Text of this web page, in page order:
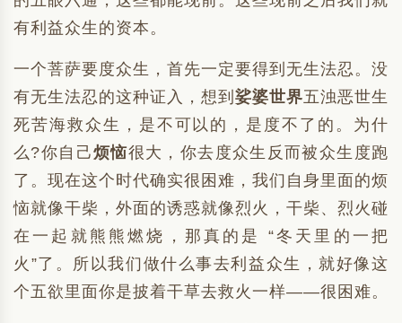
有利益众生的资本。
一个菩萨要度众生，首先一定要得到无生法忍。没
有无生法忍的这种证入，想到 娑婆世界五浊恶世生
死苦海救众生，是不可以的，是度不了的。为什
么?你自己烦恼很大，你去度众生反而被众生度跑
了。现在这个时代确实很困难，我们自身里面的烦
恼就像干柴，外面的诱惑就像烈火，干柴、烈火碰
在一起就熊熊燃烧，那真的是 “冬天里的一把
火”了。所以我们做什么事去利益众生，就好像这
个五欲里面你是披着干草去救火一样——很困难。